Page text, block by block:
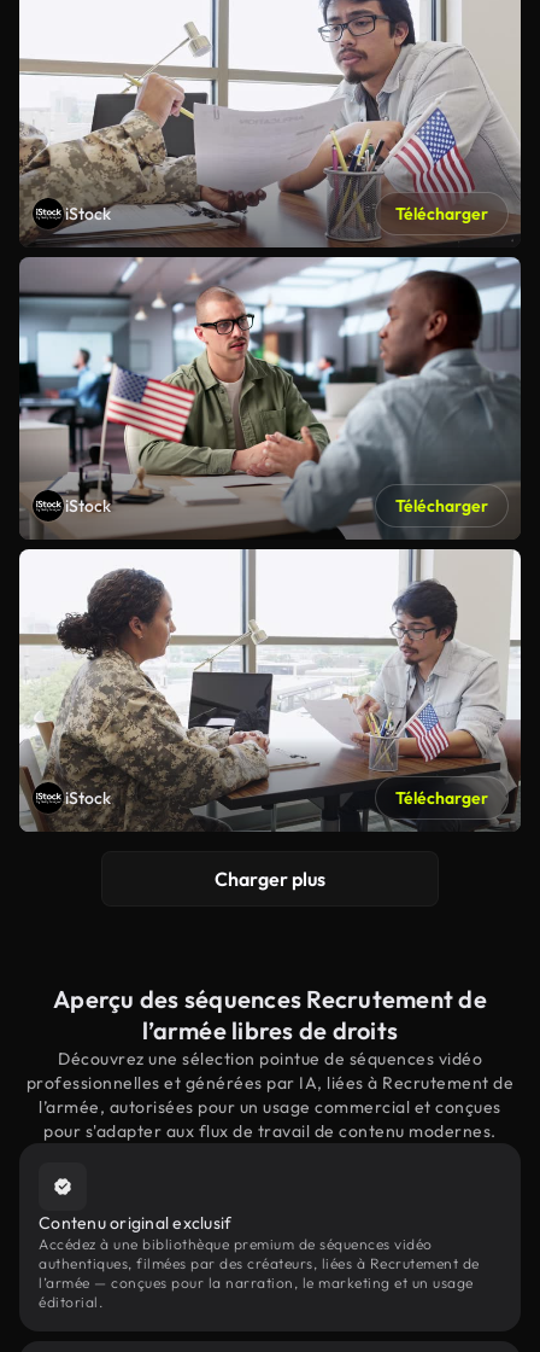
iStock Télécharger
iStock Télécharger
iStock Télécharger
Charger plus
Aperçu des séquences Recrutement de
l’armée libres de droits
Découvrez une sélection pointue de séquences vidéo
professionnelles et générées par IA, liées à Recrutement de
l’armée, autorisées pour un usage commercial et conçues
pour s'adapter aux flux de travail de contenu modernes.
Contenu original exclusif
Accédez à une bibliothèque premium de séquences vidéo
authentiques, filmées par des créateurs, liées à Recrutement de
l’armée — conçues pour la narration, le marketing et un usage
éditorial.